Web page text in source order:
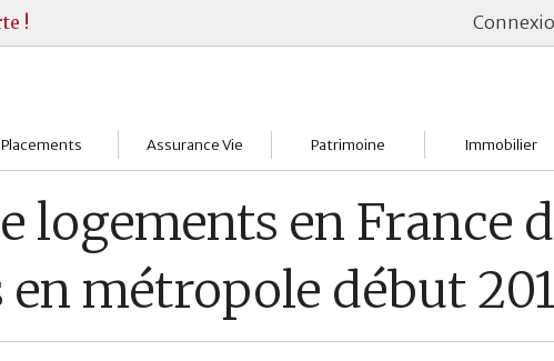
!
Placements
Bourses
d’investissments
vie
Livrets
Assurance Vie
Choisir
Comprendre
Contrats
Patrimoine
Conseil Gestion
Objectifs & stratégie
Retraite
Immobilier
Acheter
Investir
Location
logements en France
métropole début